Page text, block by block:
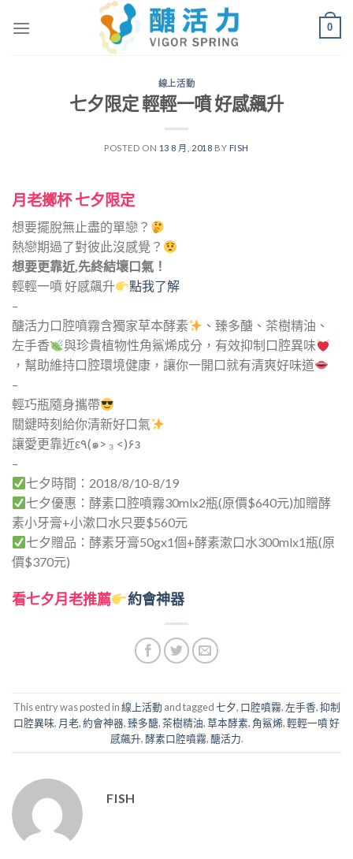
0
線上活動
七夕限定 輕輕一噴 好感飆升
POSTED ON 13 8 月, 2018 BY FISH
月老擲杯 七夕限定
想要擺脫無止盡的單戀？
熱戀期過了對彼此沒感覺？
想要更靠近,先終結壞口氣！
輕輕一噴 好感飆升
點我了解
–
醣活力口腔噴霧含獨家草本酵素
、臻多醣、茶樹精油、
左手香
與珍貴植物性角鯊烯成分，有效抑制口腔異味
，幫助維持口腔環境健康，讓你一開口就有清爽好味道
–
輕巧瓶隨身攜帶
關鍵時刻給你清新好口氣
讓愛更靠近ε٩(๑> ₃ <)۶з
–
七夕時間：2018/8/10-8/19
七夕優惠：酵素口腔噴霧30mlx2瓶(原價$640元)加贈酵
素小牙膏+小漱口水只要$560元
七夕贈品：酵素牙膏50gx1個+酵素漱口水300mlx1瓶(原
價$370元)
看七夕月老推薦 約會神器
This entry was posted in線上活動 and tagged七夕, 口腔噴霧,左手香,抑制
口腔異味, 月老,約會神器,臻多醣,茶樹精油,草本酵素, 角鯊烯,輕輕一噴 好
感飆升,酵素口腔噴霧,醣活力.
FISH